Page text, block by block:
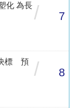
化 為長 / 7
標 預
/ 8